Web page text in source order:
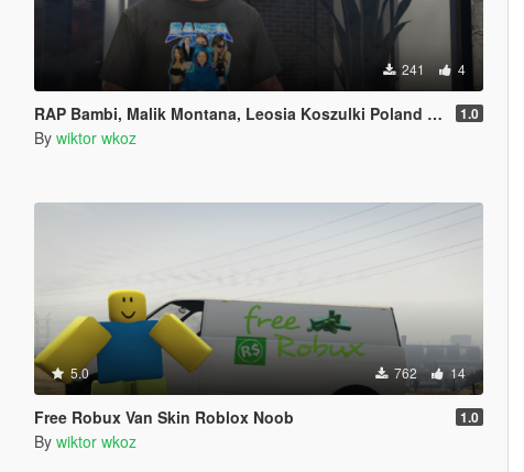
241 4
RAP Bambi, Malik Montana, Leosia Koszulki Poland Polska Polish Polski 1.0
By wiktor wkoz
5.0 762 14
Free Robux Van Skin Roblox Noob 1.0
By wiktor wkoz